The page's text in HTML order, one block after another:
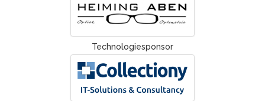
Technologiesponsor